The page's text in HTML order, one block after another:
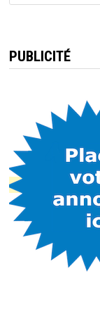
PUBLICITÉ